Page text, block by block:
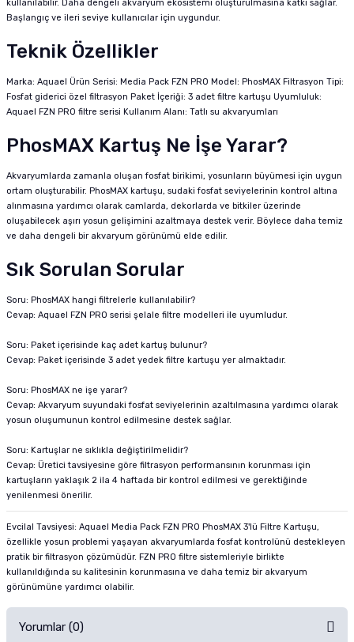
kullanılabilir. Daha dengeli akvaryum ekosistemi oluşturulmasına katkı sağlar.
Başlangıç ve ileri seviye kullanıcılar için uygundur.
Teknik Özellikler
Marka: Aquael Ürün Serisi: Media Pack FZN PRO Model: PhosMAX Filtrasyon Tipi:
Fosfat giderici özel filtrasyon Paket İçeriği: 3 adet filtre kartuşu Uyumluluk:
Aquael FZN PRO filtre serisi Kullanım Alanı: Tatlı su akvaryumları
PhosMAX Kartuş Ne İşe Yarar?
Akvaryumlarda zamanla oluşan fosfat birikimi, yosunların büyümesi için uygun
ortam oluşturabilir. PhosMAX kartuşu, sudaki fosfat seviyelerinin kontrol altına
alınmasına yardımcı olarak camlarda, dekorlarda ve bitkiler üzerinde
oluşabilecek aşırı yosun gelişimini azaltmaya destek verir. Böylece daha temiz
ve daha dengeli bir akvaryum görünümü elde edilir.
Sık Sorulan Sorular
Soru: PhosMAX hangi filtrelerle kullanılabilir?
Cevap: Aquael FZN PRO serisi şelale filtre modelleri ile uyumludur.
Soru: Paket içerisinde kaç adet kartuş bulunur?
Cevap: Paket içerisinde 3 adet yedek filtre kartuşu yer almaktadır.
Soru: PhosMAX ne işe yarar?
Cevap: Akvaryum suyundaki fosfat seviyelerinin azaltılmasına yardımcı olarak
yosun oluşumunun kontrol edilmesine destek sağlar.
Soru: Kartuşlar ne sıklıkla değiştirilmelidir?
Cevap: Üretici tavsiyesine göre filtrasyon performansının korunması için
kartuşların yaklaşık 2 ila 4 haftada bir kontrol edilmesi ve gerektiğinde
yenilenmesi önerilir.
Evcilal Tavsiyesi: Aquael Media Pack FZN PRO PhosMAX 3'lü Filtre Kartuşu,
özellikle yosun problemi yaşayan akvaryumlarda fosfat kontrolünü destekleyen
pratik bir filtrasyon çözümüdür. FZN PRO filtre sistemleriyle birlikte
kullanıldığında su kalitesinin korunmasına ve daha temiz bir akvaryum
görünümüne yardımcı olabilir.
Yorumlar (0)